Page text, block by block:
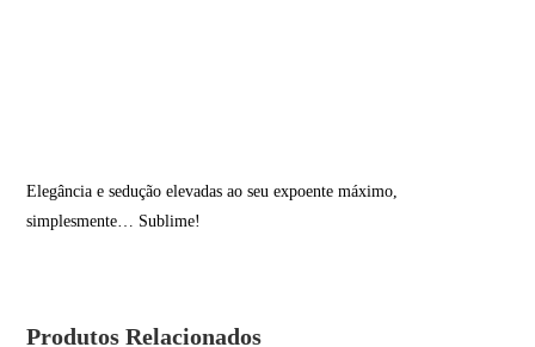
Elegância e sedução elevadas ao seu expoente máximo,
simplesmente… Sublime!
Produtos Relacionados